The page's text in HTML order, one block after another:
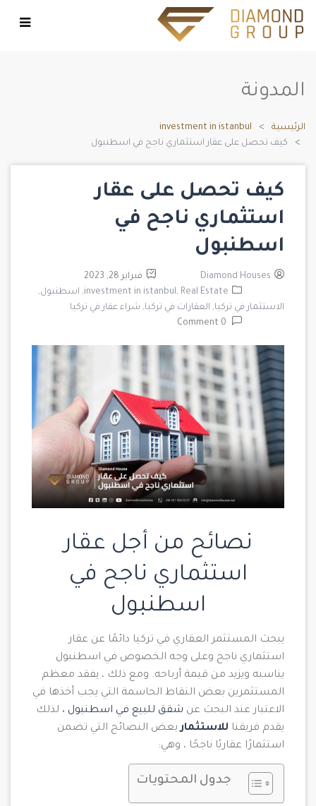
المدونة
الرئيسية
investment in istanbul
كيف تحصل على عقار استثماري ناجح في اسطنبول
كيف تحصل على عقار
استثماري ناجح في
اسطنبول
Diamond Houses
فبراير 28, 2023
investment in istanbul, Real Estate,
اسطنبول,
الاستثمار في تركيا, العقارات في تركيا, شراء عقار في تركيا
نصائح من أجل عقار
استثماري ناجح في
اسطنبول
يبحث المستثمر العقاري في تركيا دائمًا عن عقار
استثماري ناجح وعلى وجه الخصوص في اسطنبول
يناسبه ويزيد من قيمة أرباحه. ومع ذلك ، يفقد معظم
المستثمرين بعض النقاط الحاسمة التي يجب أخذها في
الاعتبار عند البحث عن شقق للبيع في اسطنبول . لذلك
يقدم فريقنا للاستثماربعض النصائح التي تضمن
استثمارًا عقاريًا ناجحًا ، وهي:
جدول المحتويات